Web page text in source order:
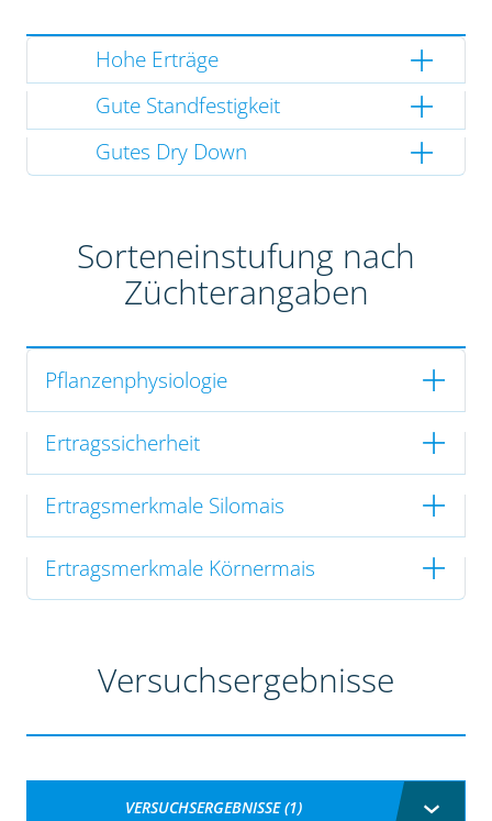
Hohe Erträge
Gute Standfestigkeit
Gutes Dry Down
Sorteneinstufung nach
Züchterangaben
Pflanzenphysiologie
Ertragssicherheit
Ertragsmerkmale Silomais
Ertragsmerkmale Körnermais
Versuchsergebnisse
VERSUCHSERGEBNISSE (1)